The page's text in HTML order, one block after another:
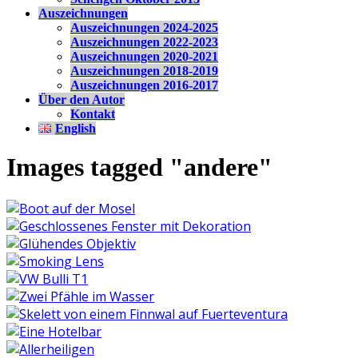
Auszeichnungen
Auszeichnungen 2024-2025
Auszeichnungen 2022-2023
Auszeichnungen 2020-2021
Auszeichnungen 2018-2019
Auszeichnungen 2016-2017
Über den Autor
Kontakt
English
Images tagged "andere"